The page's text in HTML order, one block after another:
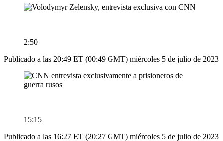
2:50
Publicado a las 20:49 ET (00:49 GMT) miércoles 5 de julio de 2023
15:15
Publicado a las 16:27 ET (20:27 GMT) miércoles 5 de julio de 2023